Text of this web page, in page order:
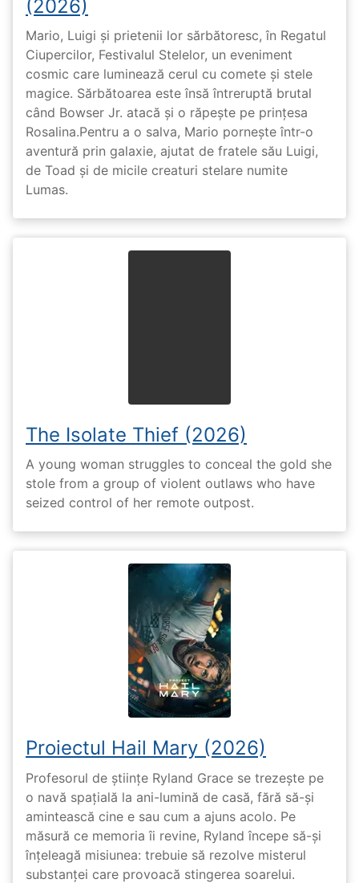
(2026)
Mario, Luigi și prietenii lor sărbătoresc, în Regatul
Ciupercilor, Festivalul Stelelor, un eveniment
cosmic care luminează cerul cu comete și stele
magice. Sărbătoarea este însă întreruptă brutal
când Bowser Jr. atacă și o răpește pe prinţesa
Rosalina.Pentru a o salva, Mario pornește într-o
aventură prin galaxie, ajutat de fratele său Luigi,
de Toad și de micile creaturi stelare numite
Lumas.
The Isolate Thief (2026)
A young woman struggles to conceal the gold she
stole from a group of violent outlaws who have
seized control of her remote outpost.
Proiectul Hail Mary (2026)
Profesorul de științe Ryland Grace se trezește pe
o navă spațială la ani-lumină de casă, fără să-și
amintească cine e sau cum a ajuns acolo. Pe
măsură ce memoria îi revine, Ryland începe să-și
înțeleagă misiunea: trebuie să rezolve misterul
substanței care provoacă stingerea soarelui.